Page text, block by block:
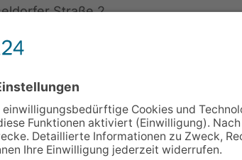
Straße 2
15678-0
15678-19
tiefbautechnik.de
tiefbautechnik.de